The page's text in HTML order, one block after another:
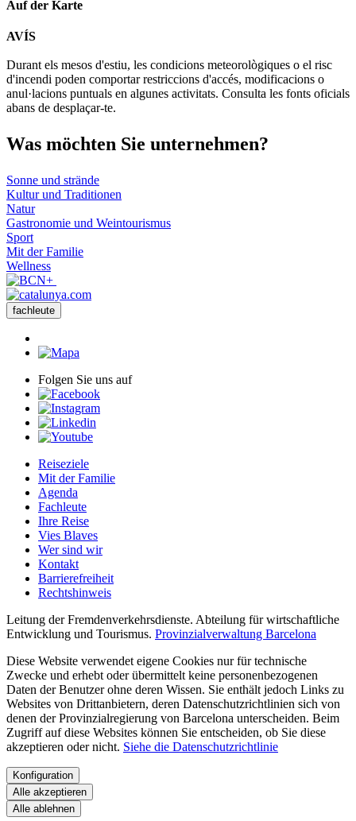
Auf der Karte
−
AVÍS
Durant els mesos d'estiu, les condicions meteorològiques o el risc
d'incendi poden comportar restriccions d'accés, modificacions o
anul·lacions puntuals en algunes activitats. Consulta les fonts oficials
abans de desplaçar-te.
Was möchten Sie unternehmen?
Sonne und strände
Kultur und Traditionen
Natur
Gastronomie und Weintourismus
Sport
Mit der Familie
Wellness
fachleute
Folgen Sie uns auf
Reiseziele
Mit der Familie
Agenda
Fachleute
Ihre Reise
Vies Blaves
Wer sind wir
Kontakt
Barrierefreiheit
Rechtshinweis
Leitung der Fremdenverkehrsdienste. Abteilung für wirtschaftliche
Entwicklung und Tourismus. Provinzialverwaltung Barcelona
Diese Website verwendet eigene Cookies nur für technische
Zwecke und erhebt oder übermittelt keine personenbezogenen
Daten der Benutzer ohne deren Wissen. Sie enthält jedoch Links zu
Websites von Drittanbietern, deren Datenschutzrichtlinien sich von
denen der Provinzialregierung von Barcelona unterscheiden. Beim
Zugriff auf diese Websites können Sie entscheiden, ob Sie diese
akzeptieren oder nicht. Siehe die Datenschutzrichtlinie
Konfiguration
Alle akzeptieren
Alle ablehnen